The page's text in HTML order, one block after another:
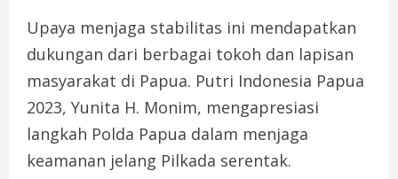
Upaya menjaga stabilitas ini mendapatkan
dukungan dari berbagai tokoh dan lapisan
masyarakat di Papua. Putri Indonesia Papua
2023, Yunita H. Monim, mengapresiasi
langkah Polda Papua dalam menjaga
keamanan jelang Pilkada serentak.